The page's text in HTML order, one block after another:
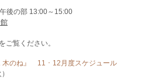
後の部 13:00～15:00
をご覧ください。
木のね』 11 ･ 12月度スケジュール